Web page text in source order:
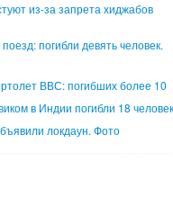
из-за запрета хиджабов
погибли девять человек.
ВВС: погибших более 10
в Индии погибли 18 человек
локдаун. Фото